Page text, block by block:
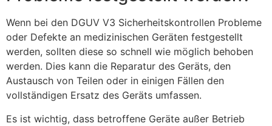
Wenn bei den DGUV V3 Sicherheitskontrollen Probleme
oder Defekte an medizinischen Geräten festgestellt
werden, sollten diese so schnell wie möglich behoben
werden. Dies kann die Reparatur des Geräts, den
Austausch von Teilen oder in einigen Fällen den
vollständigen Ersatz des Geräts umfassen.
Es ist wichtig, dass betroffene Geräte außer Betrieb